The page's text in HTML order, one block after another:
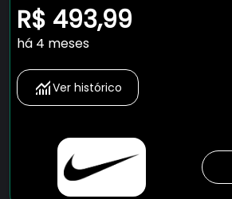
R$ 493,99
há 4 meses
Ver histórico